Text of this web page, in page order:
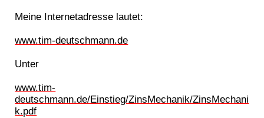
Meine Internetadresse lautet:
www.tim-deutschmann.de
Unter
www.tim-
deutschmann.de/Einstieg/ZinsMechanik/ZinsMechani
k.pdf